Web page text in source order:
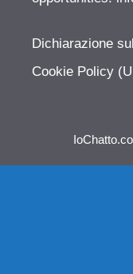
Dichiarazione
Cookie Policy